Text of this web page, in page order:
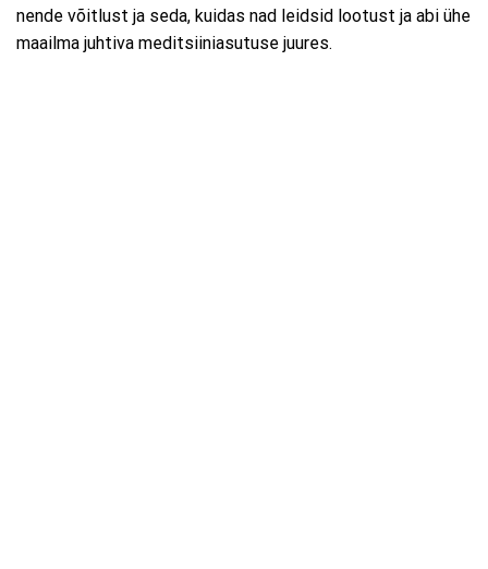
nende võitlust ja seda, kuidas nad leidsid lootust ja abi ühe
maailma juhtiva meditsiiniasutuse juures.